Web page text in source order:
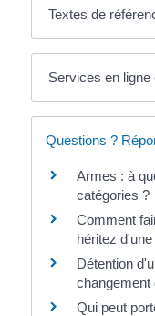
Textes de
Services en ligne
Questions ?
Armes : à
catégories ?
Comment
héritez
Détention
changement
Qui peut